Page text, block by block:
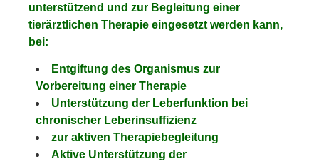
unterstützend und zur Begleitung einer
tierärztlichen Therapie eingesetzt werden kann,
bei:
Entgiftung des Organismus zur
Vorbereitung einer Therapie
Unterstützung der Leberfunktion bei
chronischer Leberinsuffizienz
zur aktiven Therapiebegleitung
Aktive Unterstützung der